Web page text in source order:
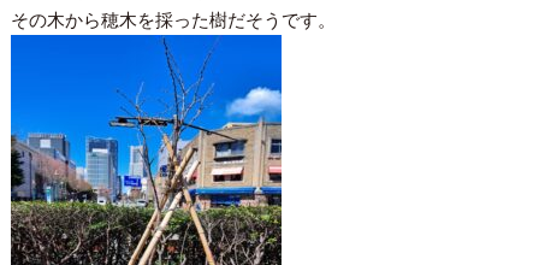
その木から穂木を採った樹だそうです。